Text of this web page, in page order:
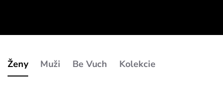
Ženy Muži Be Vuch Kolekcie